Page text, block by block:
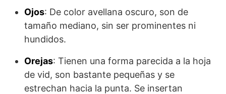
Ojos: De color avellana oscuro, son de
tamaño mediano, sin ser promi­nentes ni
hundidos.
Orejas: Tienen una forma parecida a la hoja
de vid, son bastante peque­ñas y se
estrechan hacia la punta. Se insertan